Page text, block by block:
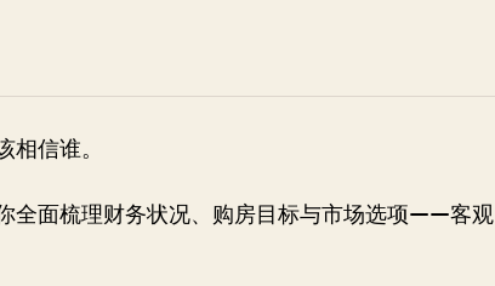
信谁。
全面梳理财务状况、购房目标与市场选项——客观